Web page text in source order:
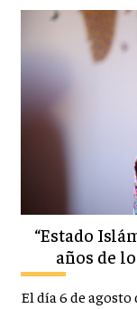
“Estado
años de
El día 6 de agosto